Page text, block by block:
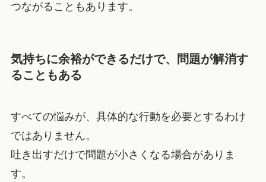
つながることもあります。
気持ちに余裕ができるだけで、問題が解消す
ることもある
すべての悩みが、具体的な行動を必要とするわけ
ではありません。
吐き出すだけで問題が小さくなる場合がありま
す。